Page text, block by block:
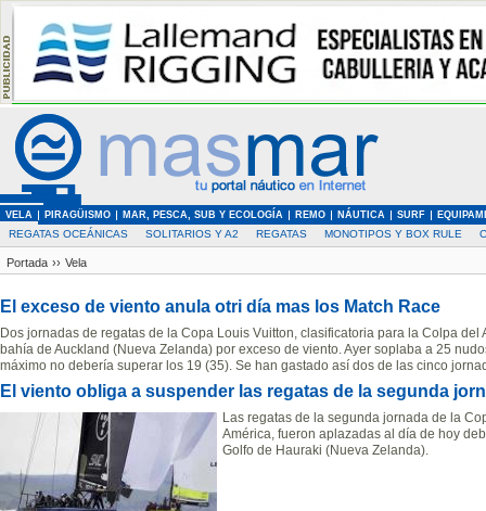
VELA PIRAGÜISMO MAR, PESCA, SUB Y ECOLOGÍA REMO NÁUTICA SURF
REGATAS OCEÁNICAS SOLITARIOS Y A2 REGATAS MONOTIPOS Y BOX RULE
Portada ›› Vela
El exceso de viento anula otri día mas los Match Race
Dos jornadas de regatas de la Copa Louis Vuitton, clasificatoria para la Colpa
bahía de Auckland (Nueva Zelanda) por exceso de viento. Ayer soplaba a 25
máximo no debería superar los 19 (35). Se han gastado así dos de las cinco
El viento obliga a suspender las regatas de la segunda
Las regatas de la segunda jornada de la
América, fueron aplazadas al día de hoy
Golfo de Hauraki (Nueva Zelanda).